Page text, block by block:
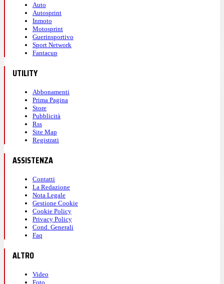
Auto
Autosprint
Inmoto
Motosprint
Guerinsportivo
Sport Network
Fantacup
UTILITY
Abbonamenti
Prima Pagina
Store
Pubblicità
Rss
Site Map
Registrati
ASSISTENZA
Contatti
La Redazione
Nota Legale
Gestione Cookie
Cookie Policy
Privacy Policy
Cond. Generali
Faq
ALTRO
Video
Foto